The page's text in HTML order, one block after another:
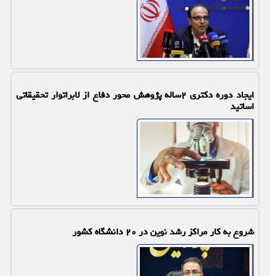
ایجاد دوره دکتری ۲ساله پژوهش محور دفاع از لابراتوار تحقیقاتی
اساتید
شروع به کار مراکز رشد نوین در ۲۰ دانشگاه کشور